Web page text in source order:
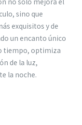
sino que
exquisitos y de
un encanto único
tiempo, optimiza
de la luz,
la noche.